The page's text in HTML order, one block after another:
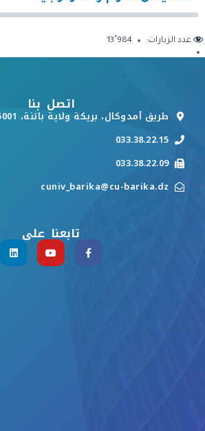
عدد الزيارات: 13٬984
اتصل بنا
طريق أمدوكال، بريكة ولاية باتنة، 05001، الجزائر
033.38.22.15
033.38.22.09
cuniv_barika@cu-barika.dz
تابعنا على